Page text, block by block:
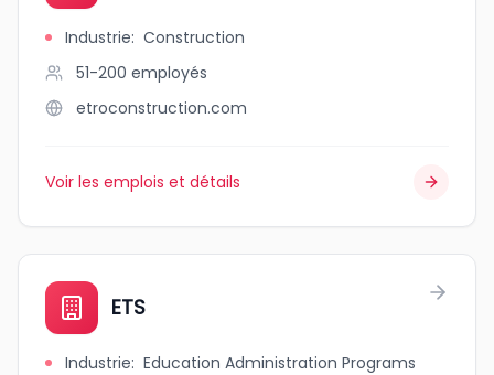
Industrie: Construction
51-200 employés
etroconstruction.com
Voir les emplois et détails
ETS
Industrie: Education Administration Programs